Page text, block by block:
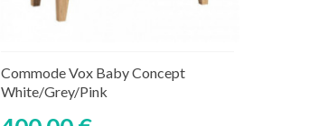
Commode Vox Baby Concept
White/Grey/Pink